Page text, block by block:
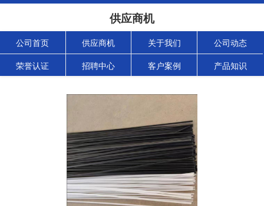
供应商机
公司首页 供应商机 关于我们 公司动态
荣誉认证 招聘中心 客户案例 产品知识